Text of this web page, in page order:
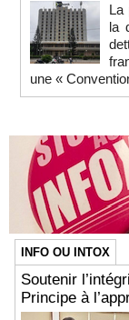
La
la
une «
INFO OU INTOX
Soutenir
Principe à